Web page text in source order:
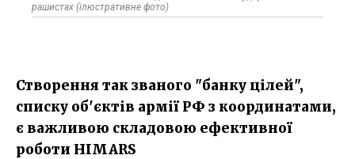
рашистах (ілюстративне фото)
Створення так званого "банку цілей",
списку об'єктів армії РФ з координатами,
є важливою складовою ефективної
роботи HIMARS